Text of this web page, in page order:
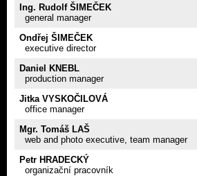
Ing. Rudolf ŠIMEČEK
general manager
Ondřej ŠIMEČEK
executive director
Daniel KNEBL
production manager
Jitka VYSKOČILOVÁ
office manager
Mgr. Tomáš LAŠ
web and photo executive, team manager
Petr HRADECKÝ
organizační pracovník